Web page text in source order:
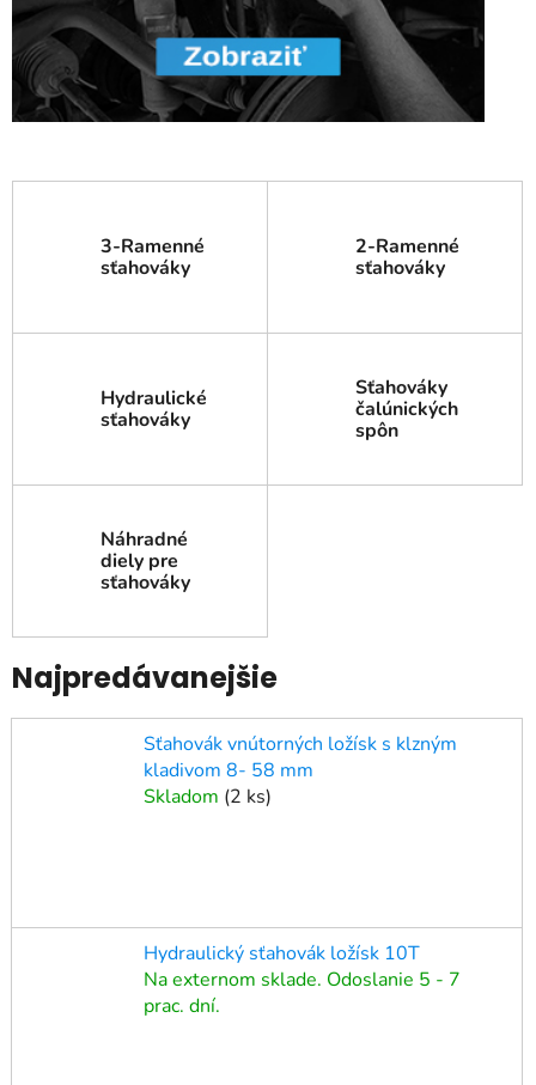
3-Ramenné
sťahováky
2-Ramenné
sťahováky
Hydraulické
sťahováky
Sťahováky
čalúnických
spôn
Náhradné
diely pre
sťahováky
Najpredávanejšie
Sťahovák vnútorných ložísk s klzným
kladivom 8- 58 mm
Skladom (2 ks)
Hydraulický sťahovák ložísk 10T
Na externom sklade. Odoslanie 5 - 7
prac. dní.